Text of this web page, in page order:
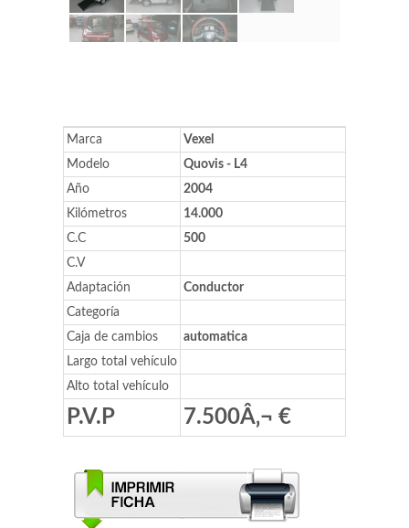
Marca
Vexel
Modelo
Quovis - L4
Año
2004
Kilómetros
14.000
C.C
500
C.V
Adaptación
Conductor
Categoría
Caja de cambios
automatica
Largo total vehículo
Alto total vehículo
P.V.P 7.500Â‚¬ €